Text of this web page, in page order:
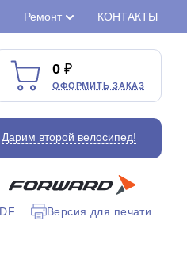
Ремонт КОНТАКТЫ
0
ОФОРМИТЬ ЗАКАЗ
Дарим второй велосипед!
Версия для печати